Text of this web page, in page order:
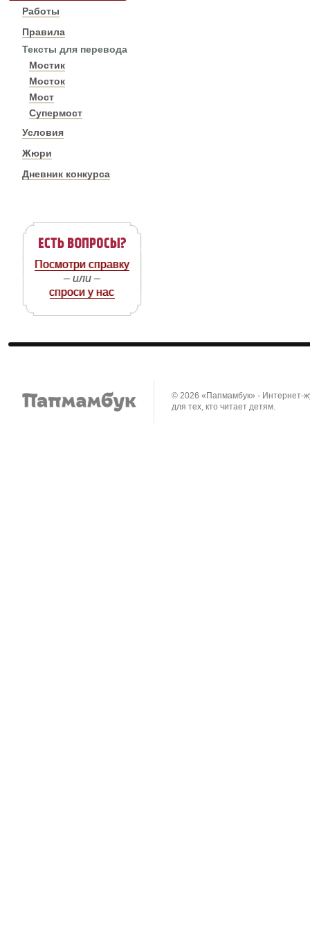
Работы
Правила
Тексты для перевода
Мостик
Мосток
Мост
Супермост
Условия
Жюри
Дневник конкурса
Посмотри справку
– или –
спроси у нас
© 2026 «Папмамбук» - Интернет-
для тех, кто читает детям.